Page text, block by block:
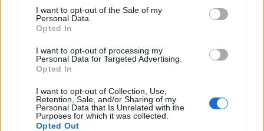
I want to opt-out of the Sale of my
Personal Data.
Opted In
I want to opt-out of processing my
Personal Data for Targeted Advertising.
Opted In
I want to opt-out of Collection, Use,
Retention, Sale, and/or Sharing of my
Personal Data that Is Unrelated with the
Purposes for which it was collected.
Opted Out
ALTRE NOTIZIE DI LUINO
VARESE - LUINO
Controlli della polizia a Luino e
Varese nelle “zone rosse“